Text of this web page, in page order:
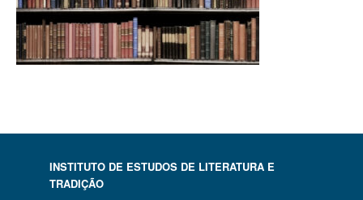
INSTITUTO DE ESTUDOS DE LITERATURA E
TRADIÇÃO